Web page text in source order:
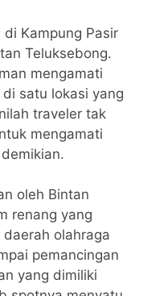
Kampung Pasir
Teluksebong.
mengamati
satu lokasi yang
traveler tak
mengamati
oleh Bintan
renang yang
olahraga
pemancingan
yang dimiliki